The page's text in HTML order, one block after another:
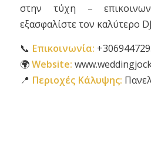
στην τύχη –
εξασφαλίστε τον καλύτερο
📞 Επικοινωνία:
🌍Website:
📍 Περιοχές Κάλυψης: